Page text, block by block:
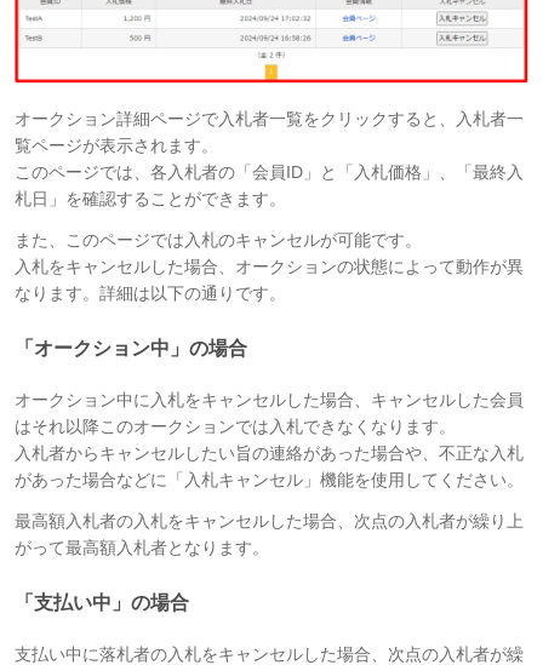
オークション詳細ページで入札者一覧をクリックすると、入札者一
覧ページが表示されます。
このページでは、各入札者の「会員ID」と「入札価格」、「最終入
札日」を確認することができます。
また、このページでは入札のキャンセルが可能です。
入札をキャンセルした場合、オークションの状態によって動作が異
なります。詳細は以下の通りです。
「オークション中」の場合
オークション中に入札をキャンセルした場合、キャンセルした会員
はそれ以降このオークションでは入札できなくなります。
入札者からキャンセルしたい旨の連絡があった場合や、不正な入札
があった場合などに「入札キャンセル」機能を使用してください。
最高額入札者の入札をキャンセルした場合、次点の入札者が繰り上
がって最高額入札者となります。
「支払い中」の場合
支払い中に落札者の入札をキャンセルした場合、次点の入札者が繰